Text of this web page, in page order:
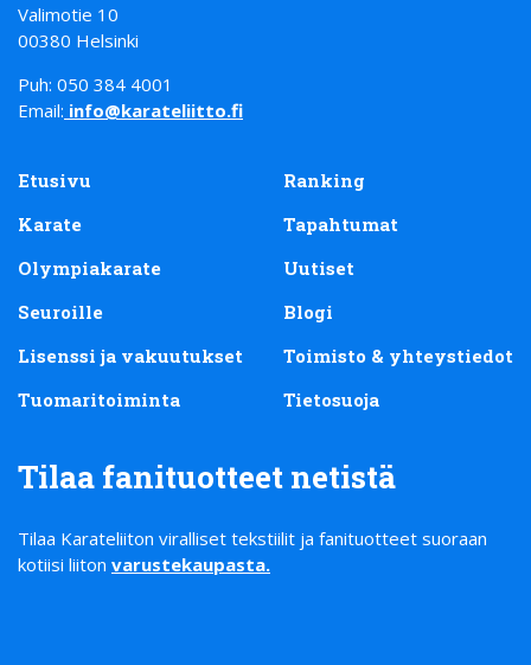
Valimotie 10
00380 Helsinki
Puh: 050 384 4001
Email: info@karateliitto.fi
Etusivu
Karate
Olympiakarate
Seuroille
Lisenssi ja vakuutukset
Tuomaritoiminta
Ranking
Tapahtumat
Uutiset
Blogi
Toimisto & yhteystiedot
Tietosuoja
Tilaa fanituotteet netistä
Tilaa Karateliiton viralliset tekstiilit ja fanituotteet suoraan
kotiisi liiton varustekaupasta.